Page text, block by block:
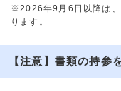
※2026年9月6日以降は、
ります。
【注意】書類の持参